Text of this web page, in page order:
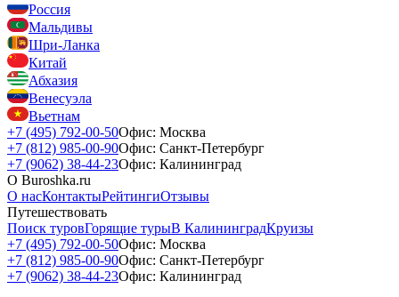
Россия
Мальдивы
Шри-Ланка
Китай
Абхазия
Венесуэла
Вьетнам
+7 (495) 792-00-50Офис: Москва
+7 (812) 985-00-90Офис: Санкт-Петербург
+7 (9062) 38-44-23Офис: Калининград
О Buroshka.ru
О насКонтактыРейтингиОтзывы
Путешествовать
Поиск туровГорящие турыВ КалининградКруизы
+7 (495) 792-00-50Офис: Москва
+7 (812) 985-00-90Офис: Санкт-Петербург
+7 (9062) 38-44-23Офис: Калининград